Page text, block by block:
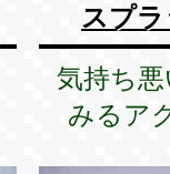
スプ
気持ち
みるア